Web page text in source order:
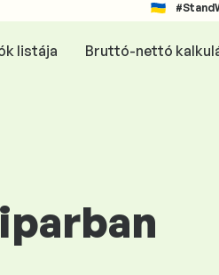
listája Bruttó-nettó